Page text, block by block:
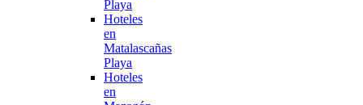
Playa
Hoteles
en
Matalascañas
Playa
Hoteles
en